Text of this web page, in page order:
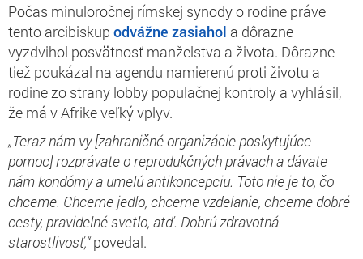
Počas minuloročnej rímskej synody o rodine práve
tento arcibiskup odvážne zasiahol a dôrazne
vyzdvihol posvätnosť manželstva a života. Dôrazne
tiež poukázal na agendu namierenú proti životu a
rodine zo strany lobby populačnej kontroly a vyhlásil,
že má v Afrike veľký vplyv.
„Teraz nám vy [zahraničné organizácie poskytujúce
pomoc] rozprávate o reprodukčných právach a dávate
nám kondómy a umelú antikoncepciu. Toto nie je to, čo
chceme. Chceme jedlo, chceme vzdelanie, chceme dobré
cesty, pravidelné svetlo, atď. Dobrú zdravotná
starostlivosť,“povedal.